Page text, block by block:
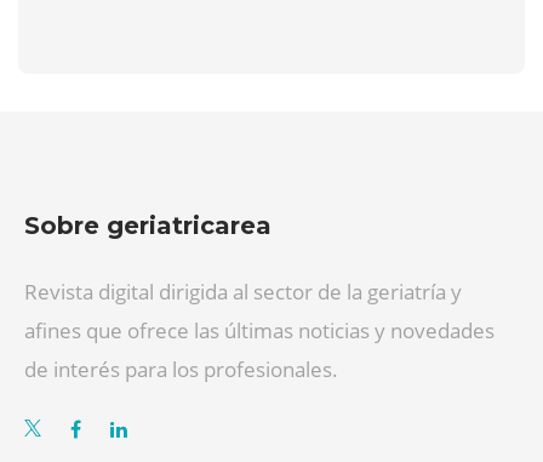
Sobre geriatricarea
Revista digital dirigida al sector de la geriatría y
afines que ofrece las últimas noticias y novedades
de interés para los profesionales.